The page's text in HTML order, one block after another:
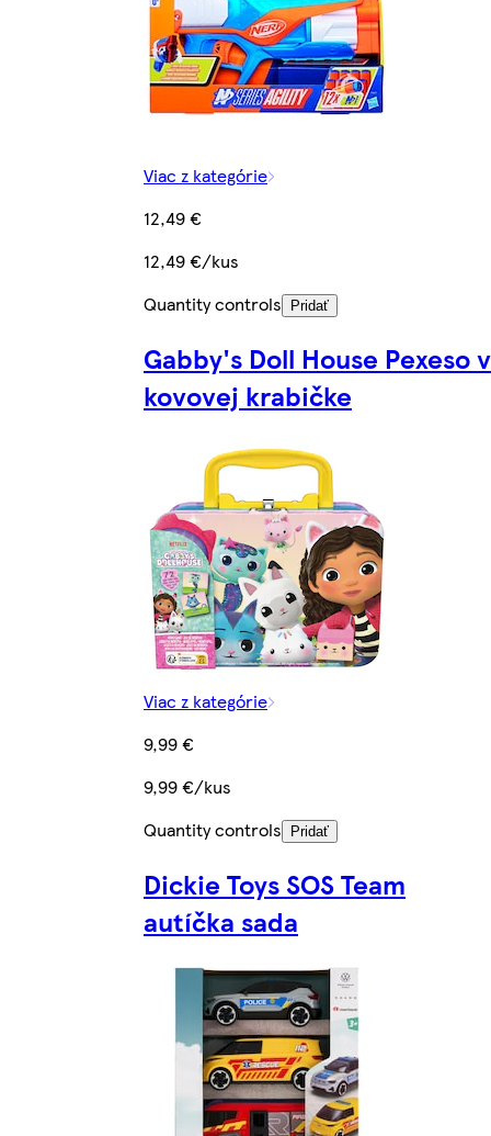
Viac z kategórie
12,49 €
12,49 €/kus
Quantity controls
Pridať
Gabby's Doll House Pexeso v
kovovej krabičke
Viac z kategórie
9,99 €
9,99 €/kus
Quantity controls
Pridať
Dickie Toys SOS Team
autíčka sada